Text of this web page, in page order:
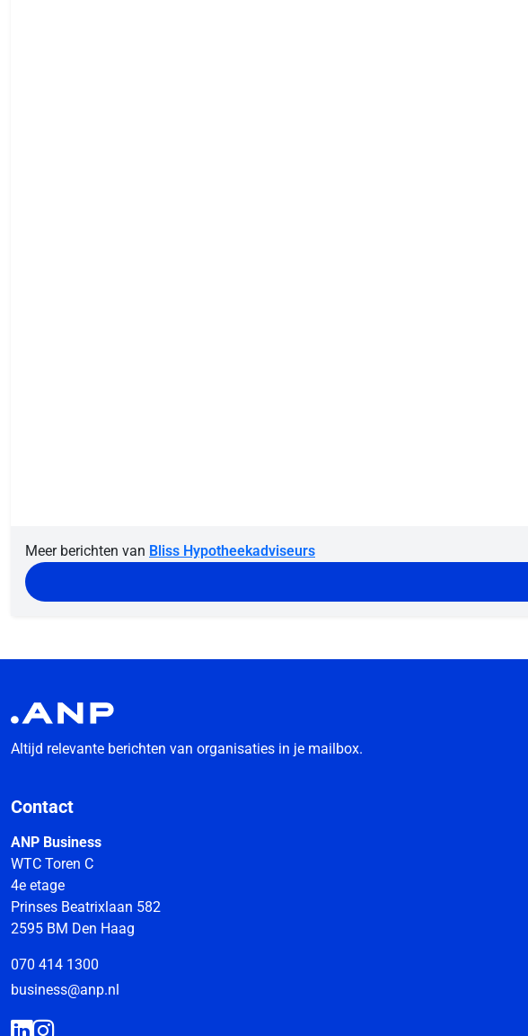
Meer berichten van Bliss Hypotheekadviseurs
Altijd relevante berichten van organisaties in je mailbox.
Contact
ANP Business
WTC Toren C
4e etage
Prinses Beatrixlaan 582
2595 BM Den Haag
070 414 1300
business@anp.nl